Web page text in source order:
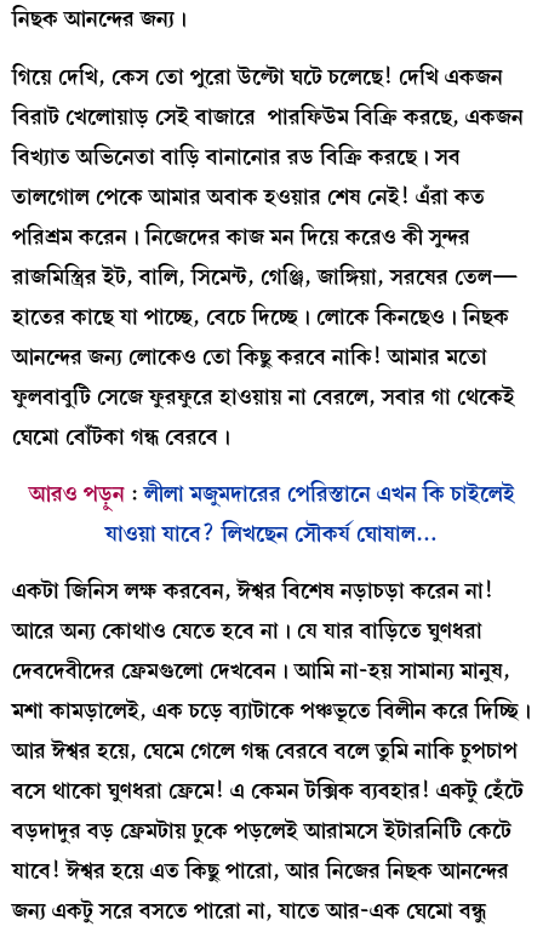
নিছক আনন্দের জন্য।
গিয়ে দেখি, কেস তো পুরো উল্টো ঘটে চলেছে! দেখি একজন
বিরাট খেলোয়াড় সেই বাজারে পারফিউম বিক্রি করছে, একজন
বিখ্যাত অভিনেতা বাড়ি বানানোর রড বিক্রি করছে। সব
তালগোল পেকে আমার অবাক হওয়ার শেষ নেই! এঁরা কত
পরিশ্রম করেন। নিজেদের কাজ মন দিয়ে করেও কী সুন্দর
রাজমিস্ত্রির ইট, বালি, সিমেন্ট, গেঞ্জি, জাঙ্গিয়া, সরষের তেল—
হাতের কাছে যা পাচ্ছে, বেচে দিচ্ছে। লোকে কিনছেও। নিছক
আনন্দের জন্য লোকেও তো কিছু করবে নাকি! আমার মতো
ফুলবাবুটি সেজে ফুরফুরে হাওয়ায় না বেরলে, সবার গা থেকেই
ঘেমো বোঁটকা গন্ধ বেরবে।
আরও পড়ুন:লীলা মজুমদারের পেরিস্তানে এখন কি চাইলেই
যাওয়া যাবে? লিখছেন সৌকর্য ঘোষাল…
একটা জিনিস লক্ষ করবেন, ঈশ্বর বিশেষ নড়াচড়া করেন না!
আরে অন্য কোথাও যেতে হবে না। যে যার বাড়িতে ঘুণধরা
দেবদেবীদের ফ্রেমগুলো দেখবেন। আমি না-হয় সামান্য মানুষ,
মশা কামড়ালেই, এক চড়ে ব্যাটাকে পঞ্চভূতে বিলীন করে দিচ্ছি।
আর ঈশ্বর হয়ে, ঘেমে গেলে গন্ধ বেরবে বলে তুমি নাকি চুপচাপ
বসে থাকো ঘুণধরা ফ্রেমে! এ কেমন টক্সিক ব্যবহার! একটু হেঁটে
বড়দাদুর বড় ফ্রেমটায় ঢুকে পড়লেই আরামসে ইটারনিটি কেটে
যাবে! ঈশ্বর হয়ে এত কিছু পারো, আর নিজের নিছক আনন্দের
জন্য একটু সরে বসতে পারো না, যাতে আর-এক ঘেমো বন্ধু